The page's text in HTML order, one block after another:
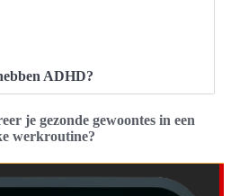
ADHD?
je gezonde gewoontes in een
werkroutine?